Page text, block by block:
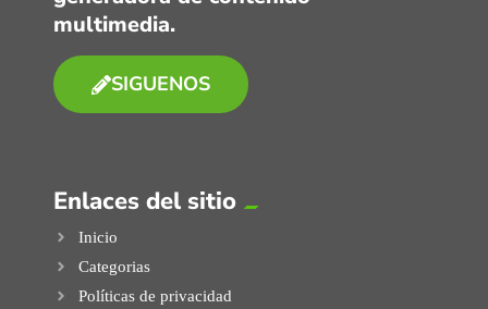
multimedia.
SIGUENOS
Enlaces del sitio
Inicio
Categorias
Políticas de privacidad